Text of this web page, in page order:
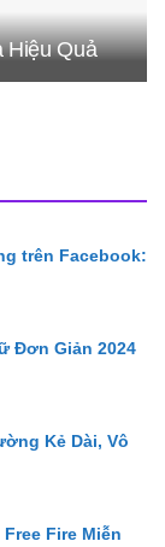
Hiệu Quả
trên Facebook:
Đơn Giản 2024
Kẻ Dài, Vô
Fire Miễn